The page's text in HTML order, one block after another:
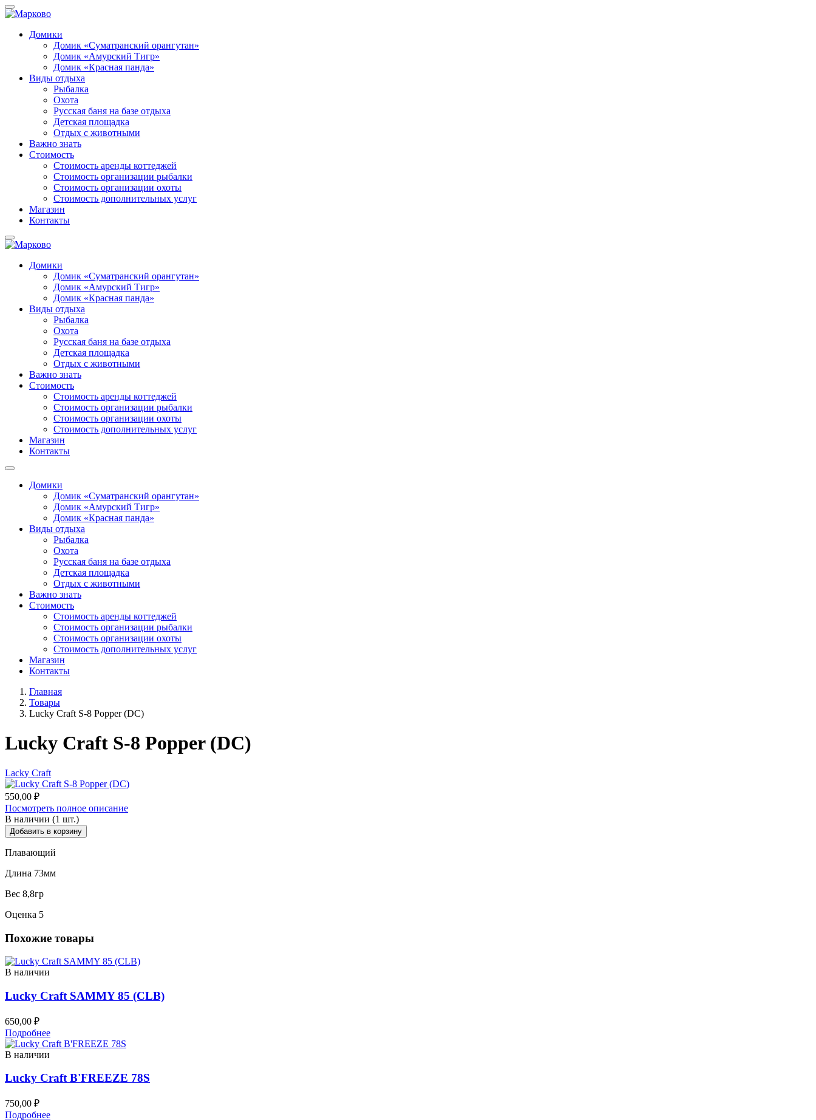
Домики
Домик «Суматранский орангутан»
Домик «Амурский Тигр»
Домик «Красная панда»
Виды отдыха
Рыбалка
Охота
Русская баня на базе отдыха
Детская площадка
Отдых с животными
Важно знать
Стоимость
Стоимость аренды коттеджей
Стоимость организации рыбалки
Стоимость организации охоты
Стоимость дополнительных услуг
Магазин
Контакты
Домики
Домик «Суматранский орангутан»
Домик «Амурский Тигр»
Домик «Красная панда»
Виды отдыха
Рыбалка
Охота
Русская баня на базе отдыха
Детская площадка
Отдых с животными
Важно знать
Стоимость
Стоимость аренды коттеджей
Стоимость организации рыбалки
Стоимость организации охоты
Стоимость дополнительных услуг
Магазин
Контакты
Домики
Домик «Суматранский орангутан»
Домик «Амурский Тигр»
Домик «Красная панда»
Виды отдыха
Рыбалка
Охота
Русская баня на базе отдыха
Детская площадка
Отдых с животными
Важно знать
Стоимость
Стоимость аренды коттеджей
Стоимость организации рыбалки
Стоимость организации охоты
Стоимость дополнительных услуг
Магазин
Контакты
Главная
Товары
Lucky Craft S-8 Popper (DC)
Lucky Craft S-8 Popper (DC)
Lacky Craft
550,00 ₽
Посмотреть полное описание
В наличии (1 шт.)
Добавить в корзину
Плавающий
Длина 73мм
Вес 8,8гр
Оценка 5
Похожие товары
В наличии
Lucky Craft SAMMY 85 (CLB)
650,00 ₽
Подробнее
В наличии
Lucky Craft B'FREEZE 78S
750,00 ₽
Подробнее